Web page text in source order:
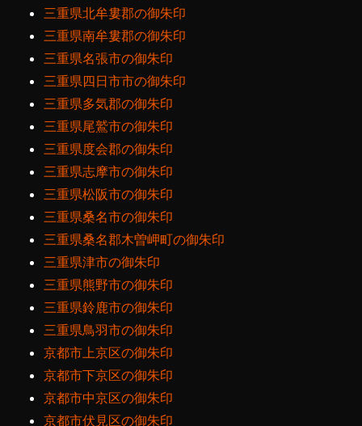
三重県北牟婁郡の御朱印
三重県南牟婁郡の御朱印
三重県名張市の御朱印
三重県四日市市の御朱印
三重県多気郡の御朱印
三重県尾鷲市の御朱印
三重県度会郡の御朱印
三重県志摩市の御朱印
三重県松阪市の御朱印
三重県桑名市の御朱印
三重県桑名郡木曽岬町の御朱印
三重県津市の御朱印
三重県熊野市の御朱印
三重県鈴鹿市の御朱印
三重県鳥羽市の御朱印
京都市上京区の御朱印
京都市下京区の御朱印
京都市中京区の御朱印
京都市伏見区の御朱印